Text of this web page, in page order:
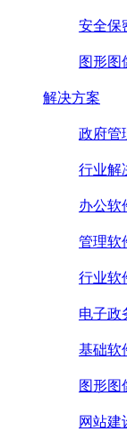
安全保
图形图
解决方案
政府管
行业解
办公软
管理软
行业软
电子政
基础软
图形图
网站建